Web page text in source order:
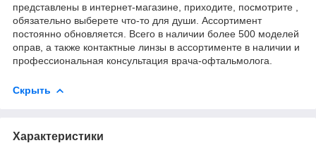
представлены в интернет-магазине, приходите, посмотрите ,
обязательно выберете что-то для души. Ассортимент
постоянно обновляется. Всего в наличии более 500 моделей
оправ, а также контактные линзы в ассортименте в наличии и
профессиональная консультация врача-офтальмолога.
Скрыть
Характеристики